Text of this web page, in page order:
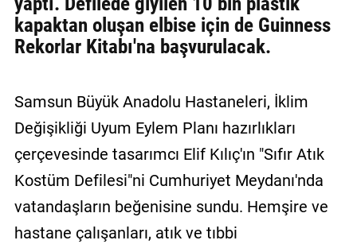
İletişim
Gizlilik
Kullanıcı
Sözleşmesi
kapaktan oluşan elbise için de Guinness
Rekorlar Kitabı'na başvurulacak.
Samsun Büyük Anadolu Hastaneleri, İklim
Değişikliği Uyum Eylem Planı hazırlıkları
çerçevesinde tasarımcı Elif Kılıç'ın "Sıfır Atık
Kostüm Defilesi"ni Cumhuriyet Meydanı'nda
vatandaşların beğenisine sundu. Hemşire ve
hastane çalışanları, atık ve tıbbi